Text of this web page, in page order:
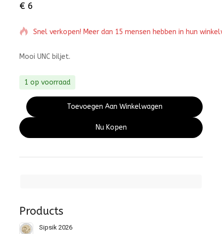
Products
Sipsik 2026
€ 6
Snel verkopen! Meer dan 15 mensen hebben in hun
Mooi UNC biljet.
1 op voorraad
Toevoegen Aan Winkelwagen
Nu Kopen